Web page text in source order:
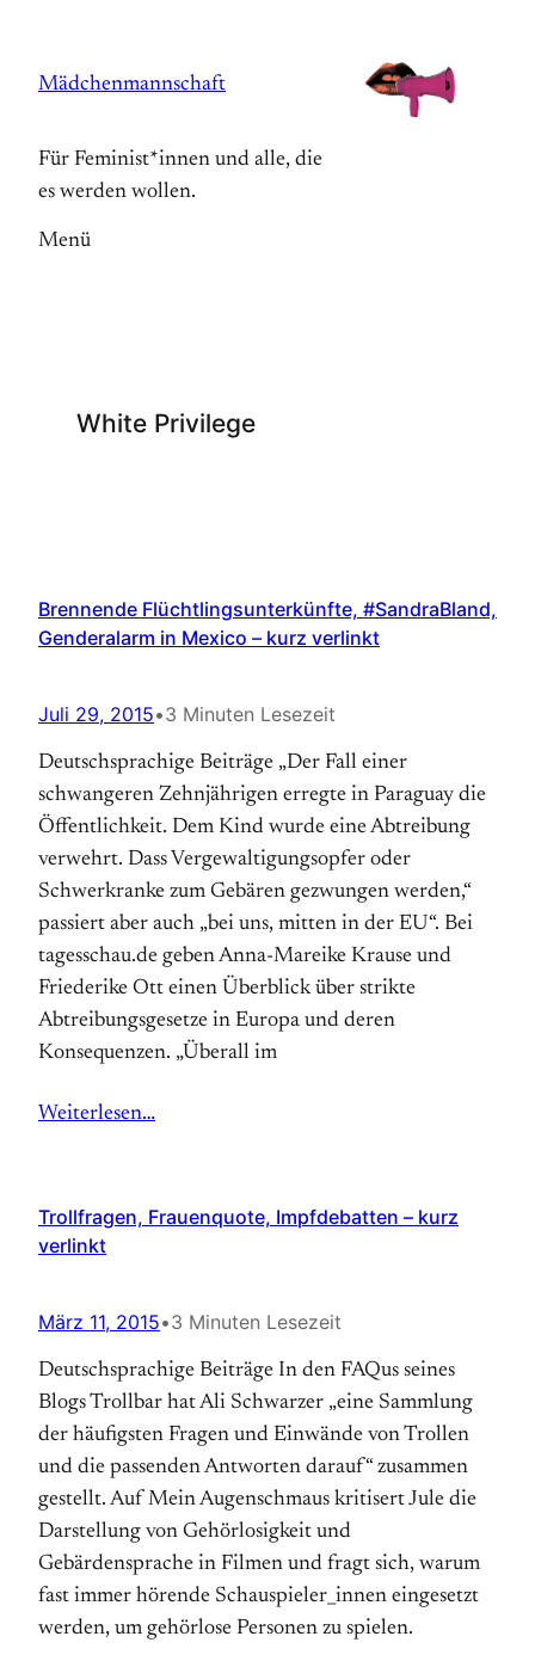
springen
Mädchenmannschaft
Für Feminist*innen und alle, die
es werden wollen.
Menü
White Privilege
Brennende Flüchtlingsunterkünfte, #SandraBland,
Genderalarm in Mexico – kurz verlinkt
Juli 29, 2015•3 Minuten Lesezeit
Deutschsprachige Beiträge „Der Fall einer
schwangeren Zehnjährigen erregte in Paraguay die
Öffentlichkeit. Dem Kind wurde eine Abtreibung
verwehrt. Dass Vergewaltigungsopfer oder
Schwerkranke zum Gebären gezwungen werden,“
passiert aber auch „bei uns, mitten in der EU“. Bei
tagesschau.de geben Anna-Mareike Krause und
Friederike Ott einen Überblick über strikte
Abtreibungsgesetze in Europa und deren
Konsequenzen. „Überall im
Weiterlesen…
Trollfragen, Frauenquote, Impfdebatten – kurz
verlinkt
März 11, 2015•3 Minuten Lesezeit
Deutschsprachige Beiträge In den FAQus seines
Blogs Trollbar hat Ali Schwarzer „eine Sammlung
der häufigsten Fragen und Einwände von Trollen
und die passenden Antworten darauf“ zusammen
gestellt. Auf Mein Augenschmaus kritisert Jule die
Darstellung von Gehörlosigkeit und
Gebärdensprache in Filmen und fragt sich, warum
fast immer hörende Schauspieler_innen eingesetzt
werden, um gehörlose Personen zu spielen.